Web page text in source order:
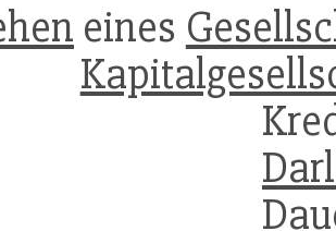
eines